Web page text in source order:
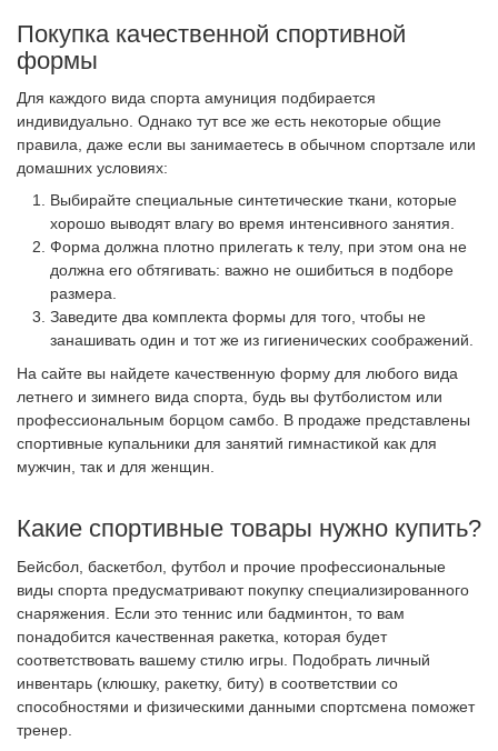
Покупка качественной спортивной
формы
Для каждого вида спорта амуниция подбирается
индивидуально. Однако тут все же есть некоторые общие
правила, даже если вы занимаетесь в обычном спортзале или
домашних условиях:
Выбирайте специальные синтетические ткани, которые
хорошо выводят влагу во время интенсивного занятия.
Форма должна плотно прилегать к телу, при этом она не
должна его обтягивать: важно не ошибиться в подборе
размера.
Заведите два комплекта формы для того, чтобы не
занашивать один и тот же из гигиенических соображений.
На сайте вы найдете качественную форму для любого вида
летнего и зимнего вида спорта, будь вы футболистом или
профессиональным борцом самбо. В продаже представлены
спортивные купальники для занятий гимнастикой как для
мужчин, так и для женщин.
Какие спортивные товары нужно купить?
Бейсбол, баскетбол, футбол и прочие профессиональные
виды спорта предусматривают покупку специализированного
снаряжения. Если это теннис или бадминтон, то вам
понадобится качественная ракетка, которая будет
соответствовать вашему стилю игры. Подобрать личный
инвентарь (клюшку, ракетку, биту) в соответствии со
способностями и физическими данными спортсмена поможет
тренер.